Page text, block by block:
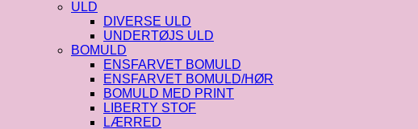
ULD
DIVERSE ULD
UNDERTØJS ULD
BOMULD
ENSFARVET BOMULD
ENSFARVET BOMULD/HØR
BOMULD MED PRINT
LIBERTY STOF
LÆRRED